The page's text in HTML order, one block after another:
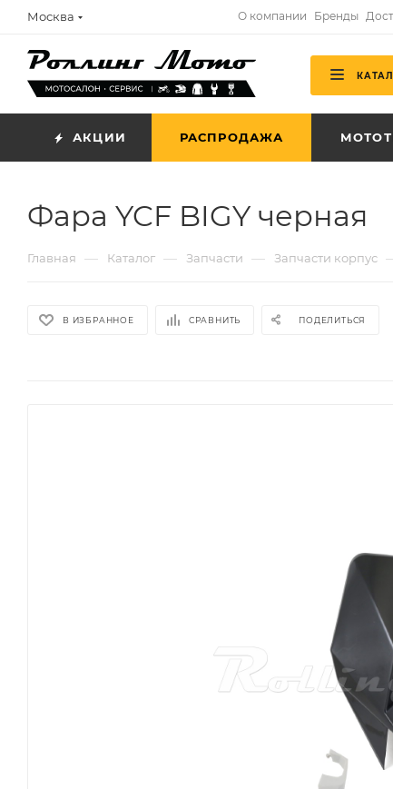
Москва О компании Бренды
АКЦИИ РАСПРОДАЖА
Фара YCF BIGY черная
Главная — Каталог — Запчасти — Запчасти корпус
В ИЗБРАННОЕ СРАВНИТЬ ПОДЕЛИТЬСЯ